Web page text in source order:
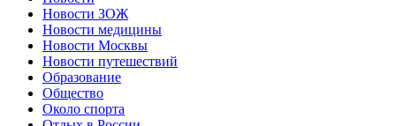
Новости ЗОЖ
Новости медицины
Новости Москвы
Новости путешествий
Образование
Общество
Около спорта